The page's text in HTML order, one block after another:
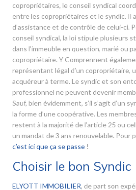
copropriétaires, le conseil syndical
entre les copropriétaires et le syndic. Il
d’assistance et de contrôle de celui-ci.
conseil syndical, la loi stipule plusieurs
dans l’immeuble en question, marié ou
copropriétaire. Y Comprennent
représentant légal d’un copropriétaire,
acquéreur à terme. Le syndic et son
professionnel ne peuvent devenir
Sauf, bien évidemment, s’il s’agit d’un
la forme d’une coopérative. Les
restent à la majorité de l’article 25 ou
un mandat de 3 ans renouvelable. Pour
c’est ici que ça se passe !
Choisir le bon Syndic
ELYOTT IMMOBILIER, de part son